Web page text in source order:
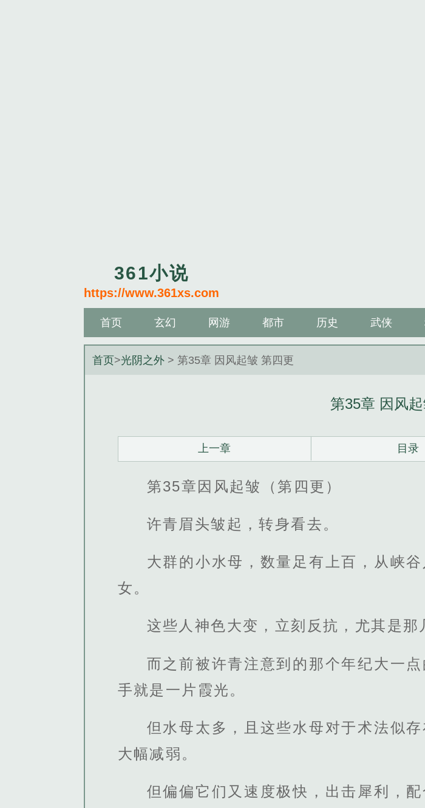
361小说
https://www.361xs.com
首页 玄幻 网游 都市 历史 武侠
首页>光阴之外 > 第35章 因风起皱 第四更
第35章 因风
上一章 目录
第35章因风起皱（第四更）
许青眉头皱起，转身看去。
大群的小水母，数量足有上百，从峡
女。
这些人神色大变，立刻反抗，尤其是那
而之前被许青注意到的那个年纪大一
手就是一片霞光。
但水母太多，且这些水母对于术法似
大幅减弱。
但偏偏它们又速度极快，出击犀利，